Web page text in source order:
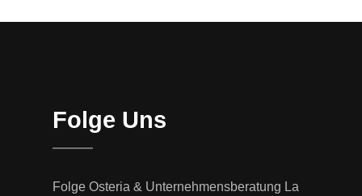
Folge Uns
Folge Osteria & Unternehmensberatung La